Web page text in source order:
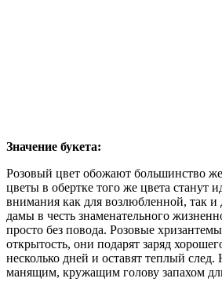
Значение букета:
Розовый цвет обожают большинство
цветы в обертке того же цвета станут
внимания как для возлюбленной, так
дамы в честь знаменательного
просто без повода. Розовые
открытость, они подарят заряд
несколько дней и оставят теплый
манящим, кружащим голову запахом